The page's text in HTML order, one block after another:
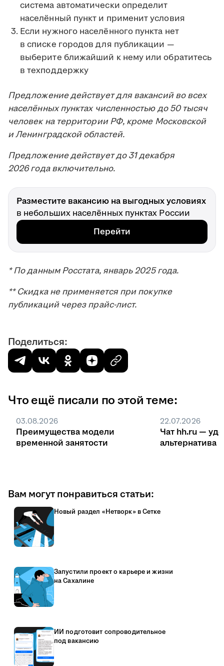
система автоматически определит
населённый пункт и применит условия
Если нужного населённого пункта нет
в списке городов для публикации —
выберите ближайший к нему или обратитесь
в техподдержку
Предложение действует для вакансий во всех
населённых пунктах численностью до 50 тысяч
человек на территории РФ, кроме Московской
и Ленинградской областей.
Предложение действует до 31 декабря
2026 года включительно.
Разместите вакансию на выгодных условиях
в небольших населённых пунктах России
Перейти
* По данным Росстата, январь 2025 года.
** Скидка не применяется при покупке
публикаций через прайс-лист.
Поделиться:
Что ещё писали по этой теме:
03.08.2026
Преимущества модели
временной занятости
22.07.2026
Чат hh.ru —
Вам могут понравиться статьи:
Новый раздел «Нетворк» в Сетке
Запустили проект о карьере и жизни
на Сахалине
ИИ подготовит сопроводительное
под вакансию